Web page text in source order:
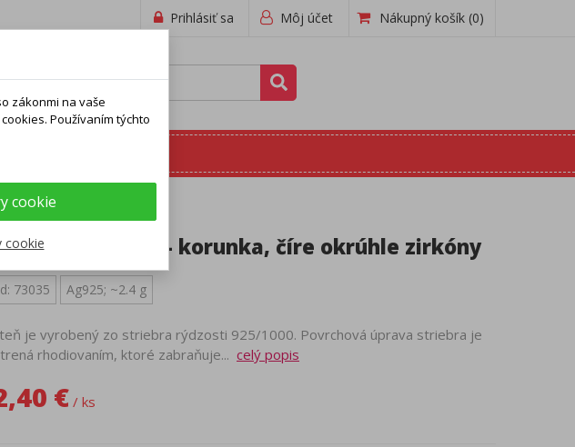
Môj účet
Prihlásiť sa Nákupný košík (0)
prsteň - korunka, číre okrúhle zirkóny
73035 Ag925; ~2.4 g
je vyrobený zo striebra rýdzosti 925/1000. Povrchová úprava striebra je
rhodiovaním, ktoré zabraňuje... celý popis
€/ ks
zákonmi na vaše
Používaním týchto
cookie
cookie